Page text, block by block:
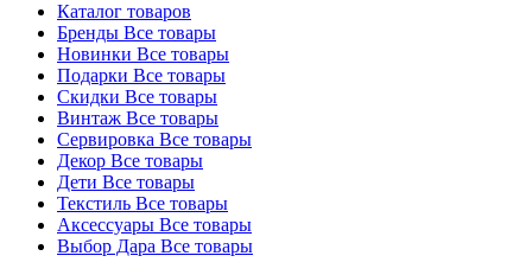
Каталог товаров
Бренды Все товары
Новинки Все товары
Подарки Все товары
Скидки Все товары
Винтаж Все товары
Сервировка Все товары
Декор Все товары
Дети Все товары
Текстиль Все товары
Аксессуары Все товары
Выбор Дара Все товары